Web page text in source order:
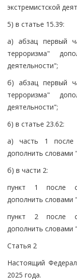
экстремистской
5) в статье 15.39:
а) абзац первый
терроризма"
деятельности";
б) абзац первый
терроризма"
деятельности";
6) в статье 23.62:
а) часть 1 после
дополнить словами
б) в части 2:
пункт 1 после
дополнить словами
пункт 2 после
дополнить словами
Статья 2
Настоящий
2025 года.